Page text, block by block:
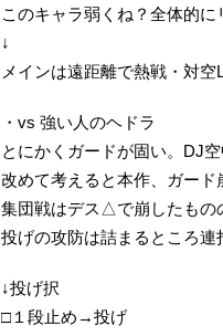
このキャラ弱くね？全体的に
↓
メインは遠距離で熱戦・対
・vs 強い人のヘドラ
とにかくガードが固い。DJ
改めて考えると本作、ガード
集団戦はデス△で崩したもの
投げの攻防は詰まるところ連
↓投げ択
□１段止め→投げ